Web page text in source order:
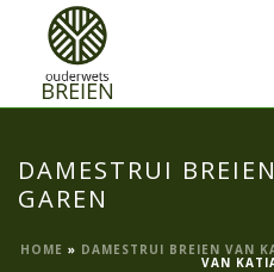
DAMESTRUI
GAREN
HOME » DAMESTRUI BREIEN VAN
VAN